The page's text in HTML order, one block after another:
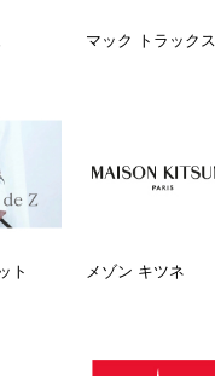
マック トラックス
ト メゾン キツネ